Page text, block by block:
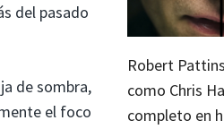
del pasado
de sombra,
el foco
Robert
como Chris
completo en